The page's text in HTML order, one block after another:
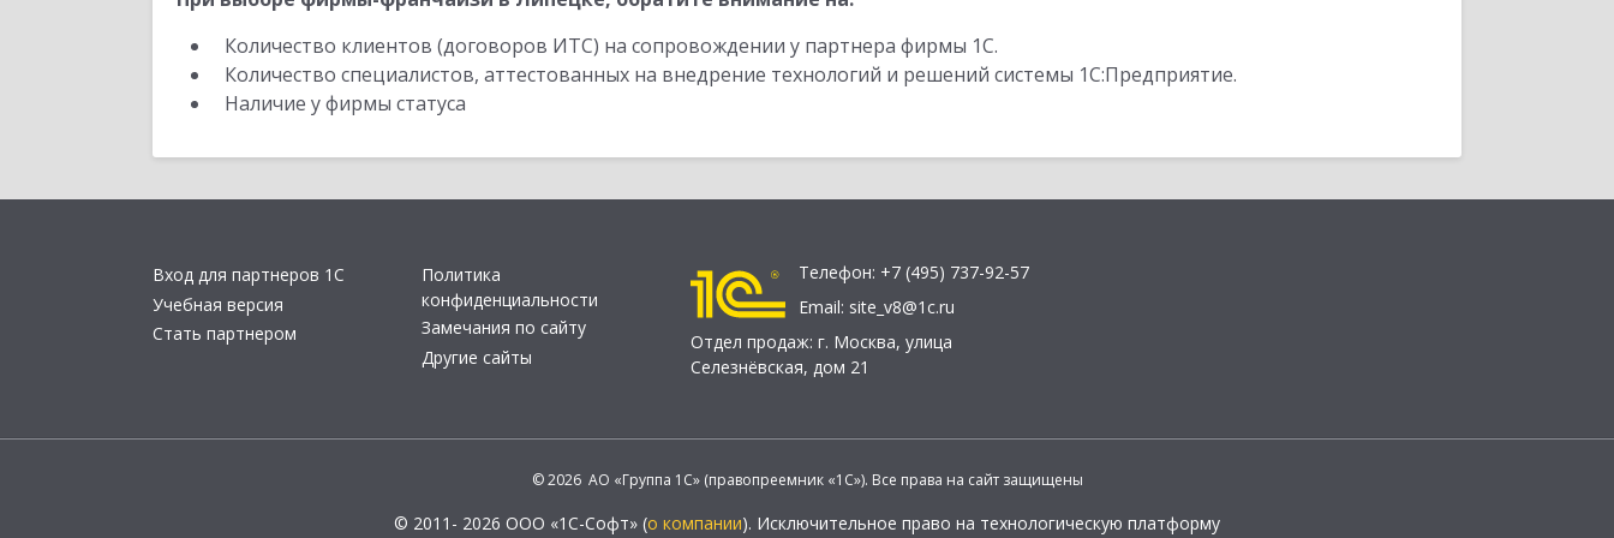
Количество клиентов (договоров ИТС) на сопровождении у партнера фирмы 1С.
Количество специалистов, аттестованных на внедрение технологий и решений системы 1С:Предприятие.
Наличие у фирмы статуса
Вход для партнеров 1С
Учебная версия
Стать партнером
Политика
конфиденциальности
Замечания по сайту
Другие сайты
Телефон: +7 (495) 737-92-57
Email: site_v8@1c.ru
Отдел продаж: г. Москва, улица
Селезнёвская, дом 21
© 2026 АО «Группа 1С» (правопреемник «1С»). Все права на сайт защищены
© 2011- 2026 ООО «1С-Софт» (о компании). Исключительное право на технологическую платформу